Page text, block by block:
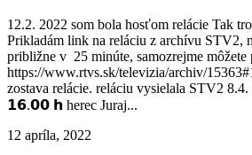
12.2. 2022 som bola hosťom relácie Tak
Prikladám link na reláciu z archívu STV2,
približne v 25 minúte, samozrejme môžete
https://www.rtvs.sk/televizia/archiv/
zostava relácie. reláciu vysielala STV2
𝟭𝟲.𝟬𝟬 𝗵 herec Juraj...
12 apríla, 2022